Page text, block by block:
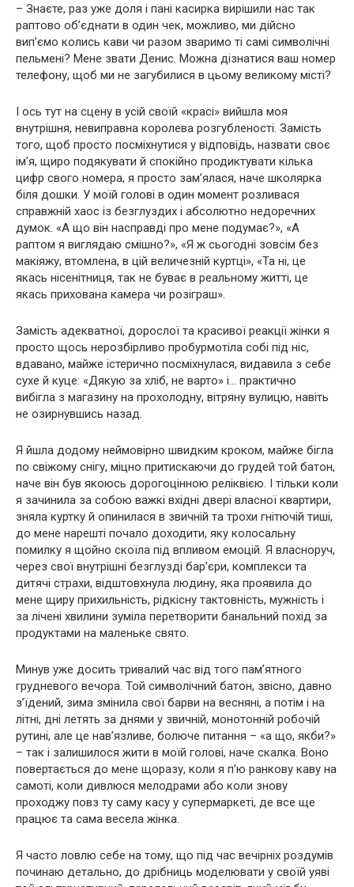
– Знаєте, раз уже доля і пані касирка вирішили нас так
раптово об’єднати в один чек, можливо, ми дійсно
вип’ємо колись кави чи разом зваримо ті самі символічні
пельмені? Мене звати Денис. Можна дізнатися ваш номер
телефону, щоб ми не загубилися в цьому великому місті?
І ось тут на сцену в усій своїй «красі» вийшла моя
внутрішня, невиправна королева розгубленості. Замість
того, щоб просто посміхнутися у відповідь, назвати своє
ім’я, щиро подякувати й спокійно продиктувати кілька
цифр свого номера, я просто замʼялася, наче школярка
біля дошки. У моїй голові в один момент розливася
справжній хаос із безглуздих і абсолютно недоречних
думок. «А що він насправді про мене подумає?», «А
раптом я виглядаю смішно?», «Я ж сьогодні зовсім без
макіяжу, втомлена, в цій величезній куртці», «Та ні, це
якась нісенітниця, так не буває в реальному житті, це
якась прихована камера чи розіграш».
Замість адекватної, дорослої та красивої реакції жінки я
просто щось нерозбірливо пробурмотіла собі під ніс,
вдавано, майже істерично посміхнулася, видавила з себе
сухе й куце: «Дякую за хліб, не варто» і… практично
вибігла з магазину на прохолодну, вітряну вулицю, навіть
не озирнувшись назад.
Я йшла додому неймовірно швидким кроком, майже бігла
по свіжому снігу, міцно притискаючи до грудей той батон,
наче він був якоюсь дорогоцінною реліквією. І тільки коли
я зачинила за собою важкі вхідні двері власної квартири,
зняла куртку й опинилася в звичній та трохи гнітючій тиші,
до мене нарешті почало доходити, яку колосальну
помилку я щойно скоїла під впливом емоцій. Я власноруч,
через свої внутрішні безглузді бар’єри, комплекси та
дитячі страхи, відштовхнула людину, яка проявила до
мене щиру прихильність, рідкісну тактовність, мужність і
за лічені хвилини зуміла перетворити банальний похід за
продуктами на маленьке свято.
Минув уже досить тривалий час від того пам’ятного
грудневого вечора. Той символічний батон, звісно, давно
з’їдений, зима змінила свої барви на весняні, а потім і на
літні, дні летять за днями у звичній, монотонній робочій
рутині, але це нав’язливе, болюче питання – «а що, якби?»
– так і залишилося жити в моїй голові, наче скалка. Воно
повертається до мене щоразу, коли я п’ю ранкову каву на
самоті, коли дивлюся мелодрами або коли знову
проходжу повз ту саму касу у супермаркеті, де все ще
працює та сама весела жінка.
Я часто ловлю себе на тому, що під час вечірніх роздумів
починаю детально, до дрібниць моделювати у своїй уяві